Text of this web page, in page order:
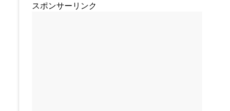
スポンサーリンク